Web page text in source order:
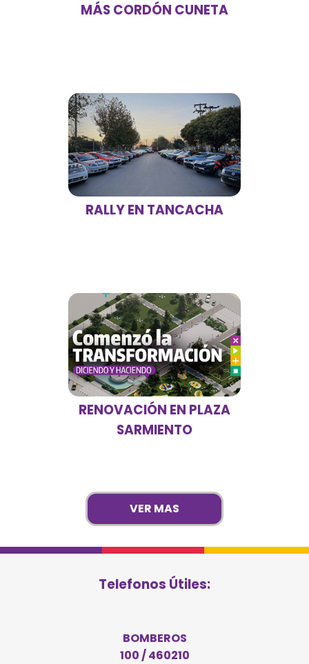
MÁS CORDÓN CUNETA
RALLY EN TANCACHA
RENOVACIÓN EN PLAZA
SARMIENTO
VER MAS
Telefonos Útiles:
BOMBEROS
100 / 460210